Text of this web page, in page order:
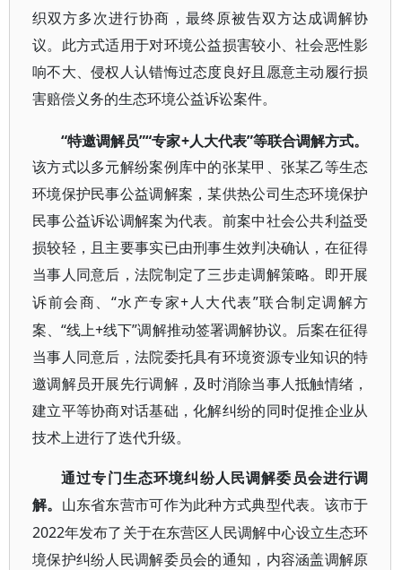
织双方多次进行协商，最终原被告双方达成调解协
议。此方式适用于对环境公益损害较小、社会恶性影
响不大、侵权人认错悔过态度良好且愿意主动履行损
害赔偿义务的生态环境公益诉讼案件。
“特邀调解员”“专家+人大代表”等联合调解方式。
该方式以多元解纷案例库中的张某甲、张某乙等生态
环境保护民事公益调解案，某供热公司生态环境保护
民事公益诉讼调解案为代表。前案中社会公共利益受
损较轻，且主要事实已由刑事生效判决确认，在征得
当事人同意后，法院制定了三步走调解策略。即开展
诉前会商、 “水产专家+人大代表”联合制定调解方
案、“线上+线下”调解推动签署调解协议。后案在征得
当事人同意后，法院委托具有环境资源专业知识的特
邀调解员开展先行调解，及时消除当事人抵触情绪，
建立平等协商对话基础，化解纠纷的同时促推企业从
技术上进行了迭代升级。
通过专门生态环境纠纷人民调解委员会进行调
解。 山东省东营市可作为此种方式典型代表。该市于
2022年发布了关于在东营区人民调解中心设立生态环
境保护纠纷人民调解委员会的通知，内容涵盖调解原